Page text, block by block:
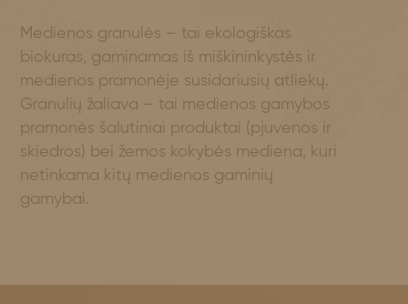
Medienos granulės – tai ekologiškas
biokuras, gaminamas iš miškininkystės ir
medienos pramonėje susidariusių atliekų.
Granulių žaliava – tai medienos gamybos
pramonės šalutiniai produktai (pjuvenos ir
skiedros) bei žemos kokybės mediena, kuri
netinkama kitų medienos gaminių
gamybai.